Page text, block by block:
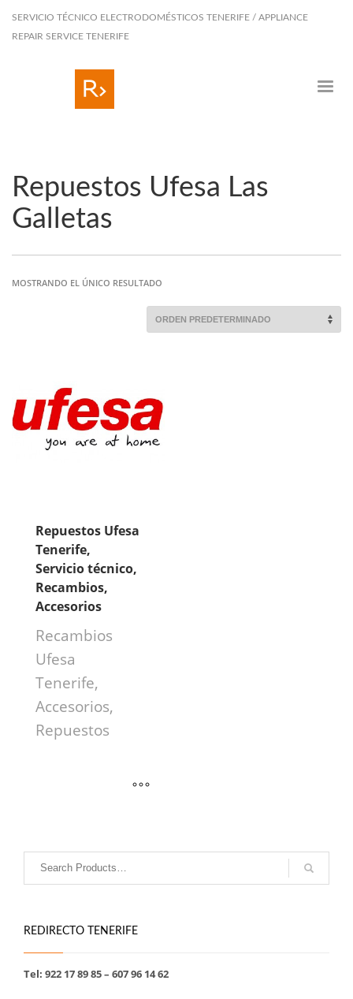
SERVICIO TÉCNICO ELECTRODOMÉSTICOS TENERIFE / APPLIANCE
REPAIR SERVICE TENERIFE
Repuestos Ufesa Las
Galletas
MOSTRANDO EL ÚNICO RESULTADO
Repuestos Ufesa
Tenerife,
Servicio técnico,
Recambios,
Accesorios
Recambios
Ufesa
Tenerife,
Accesorios,
Repuestos
REDIRECTO TENERIFE
Tel: 922 17 89 85 – 607 96 14 62